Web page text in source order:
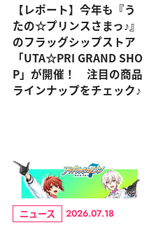
【レポート】今年も『う
たの☆プリンスさまっ♪』
のフラッグシップストア
「UTA☆PRI GRAND SHO
P」が開催！ 注目の商品
ラインナップをチェック♪
ニュース 2026.07.18